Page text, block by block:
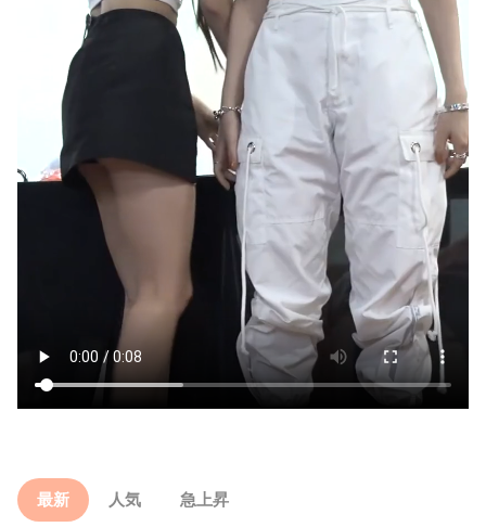
最新 人気 急上昇